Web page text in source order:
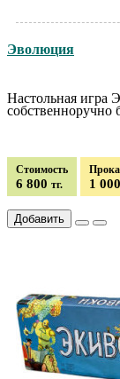
Эволюция
Настольная игра
собственноручно
Стоимость
6 800 тг. 1 000
Добавить